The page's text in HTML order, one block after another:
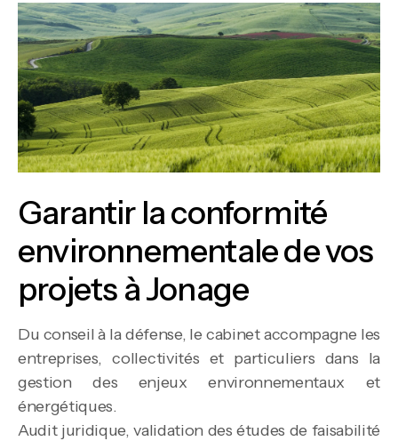
Garantir la conformité
environnementale de vos
projets à Jonage
Du conseil à la défense, le cabinet accompagne les
entreprises, collectivités et particuliers dans la
gestion des enjeux environnementaux et
énergétiques.
Audit juridique, validation des études de faisabilité